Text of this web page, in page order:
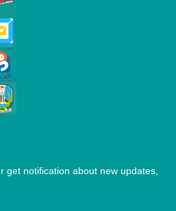
get notification about new updates,